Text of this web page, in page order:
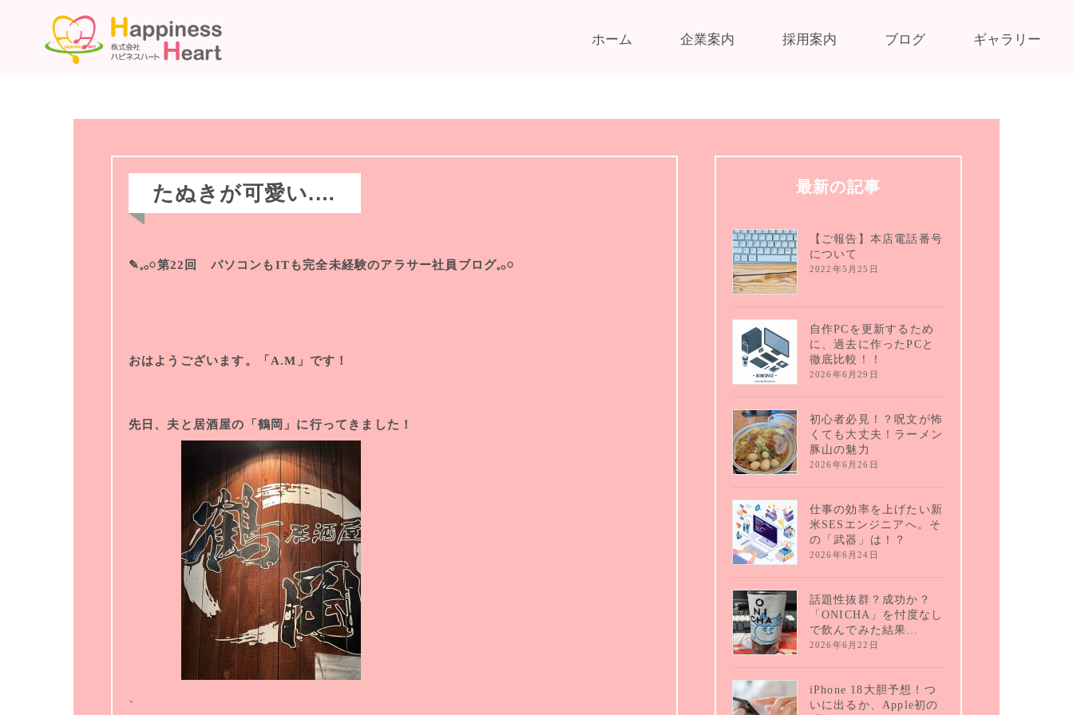
ホーム 企業案内 採用案内 ブログ ギャラリー
たぬきが可愛い.…
✎𓈒𓂂𓏸第22回 パソコンもITも完全未経験のアラサー社員ブログ𓈒𓂂𓏸
おはようございます。「A.M」です！
先日、夫と居酒屋の「鶴岡」に行ってきました！
最新の記事
【ご報告】本店電話番号
について
2022年5月25日
自作PCを更新するため
に、過去に作ったPCと
徹底比較！！
2026年6月29日
初心者必見！？呪文が怖
くても大丈夫！ラーメン
豚山の魅力
2026年6月26日
仕事の効率を上げたい新
米SESエンジニアへ。そ
の「武器」は！？
2026年6月24日
話題性抜群？成功か？
「ONICHA」を忖度なし
で飲んでみた結果…
2026年6月22日
iPhone 18大胆予想！つ
いに出るか、Apple初の